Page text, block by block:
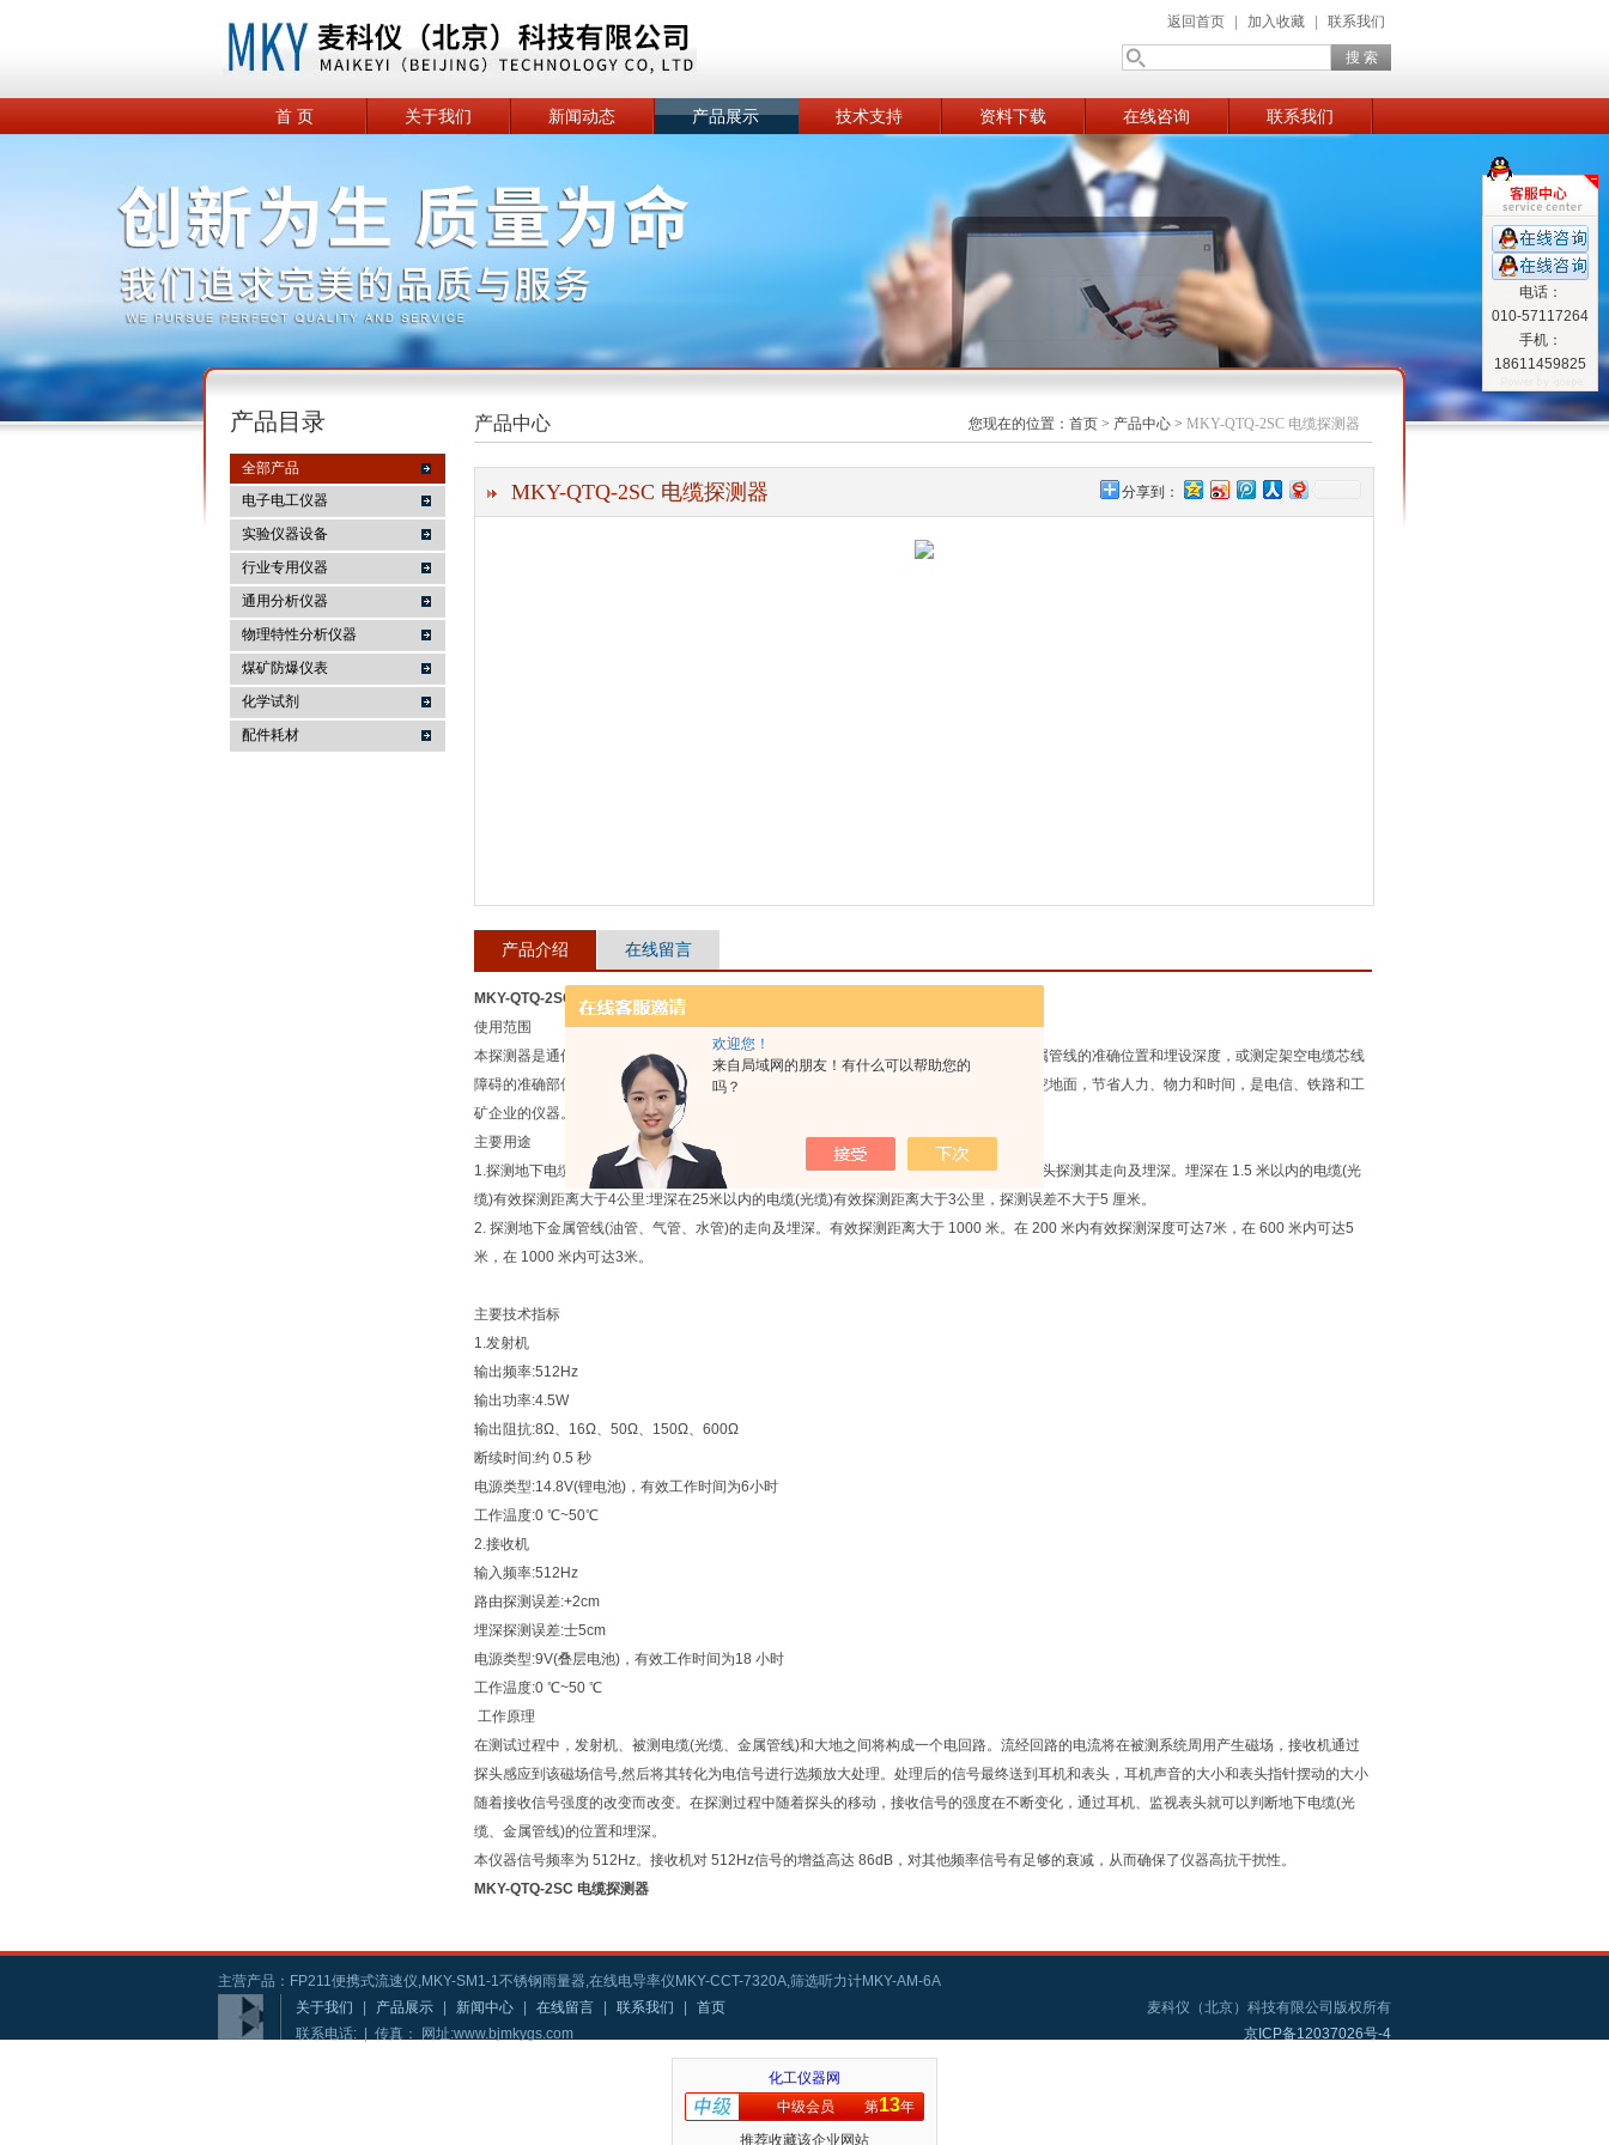
欢迎您！
来自局域网的朋友！有什么可以帮助您的
吗？
麦科仪（北京）科技有限公司
返回首页 加入收藏 联系我们
首 页 关于我们 新闻动态 产品展示 技术支持 资料下载 在线咨询 联系我们
产品目录
全部产品
电子电工仪器
实验仪器设备
行业专用仪器
通用分析仪器
物理特性分析仪器
煤矿防爆仪表
化学试剂
配件耗材
产品中心 您现在的位置： 首页 > 产品中心 > MKY-QTQ-2SC 电缆探测器
MKY-QTQ-2SC 电缆探测器 分享到：
产品介绍 在线留言
MKY-QTQ-2SC 电缆探测器
使用范围
本探测器是通信电缆、光缆施工和维护工作中的常用仪器，可以测定地下电缆、光缆及金属管线的准确位置和埋设深度，或测定架空电缆芯线
障碍的准确部位。为电缆、光缆和其他金属管线的改建、扩建维修提供了方便，可减少开挖地面，节省人力、物力和时间，是电信、铁路和工
矿企业的仪器。
主要用途
1.探测地下电缆、光缆的走向及埋深。在电缆芯线或光缆金属护套(或加强芯)上放音，用探头探测其走向及埋深。埋深在 1.5 米以内的电缆(光
缆)有效探测距离大于4公里:埋深在25米以内的电缆(光缆)有效探测距离大于3公里，探测误差不大于5 厘米。
2. 探测地下金属管线(油管、气管、水管)的走向及埋深。有效探测距离大于 1000 米。在 200 米内有效探测深度可达7米，在 600 米内可达5
米，在 1000 米内可达3米。
主要技术指标
1.发射机
输出频率:512Hz
输出功率:4.5W
输出阻抗:8Ω、16Ω、50Ω、150Ω、600Ω
断续时间:约 0.5 秒
电源类型:14.8V(锂电池)，有效工作时间为6小时
工作温度:0 ℃~50℃
2.接收机
输入频率:512Hz
路由探测误差:+2cm
埋深探测误差:士5cm
电源类型:9V(叠层电池)，有效工作时间为18 小时
工作温度:0 ℃~50 ℃
工作原理
在测试过程中，发射机、被测电缆(光缆、金属管线)和大地之间将构成一个电回路。流经回路的电流将在被测系统周用产生磁场，接收机通过
探头感应到该磁场信号,然后将其转化为电信号进行选频放大处理。处理后的信号最终送到耳机和表头，耳机声音的大小和表头指针摆动的大小
随着接收信号强度的改变而改变。在探测过程中随着探头的移动，接收信号的强度在不断变化，通过耳机、监视表头就可以判断地下电缆(光
缆、金属管线)的位置和埋深。
本仪器信号频率为 512Hz。接收机对 512Hz信号的增益高达 86dB，对其他频率信号有足够的衰减，从而确保了仪器高抗干扰性。
MKY-QTQ-2SC 电缆探测器
主营产品：FP211便携式流速仪,MKY-SM1-1不锈钢雨量器,在线电导率仪MKY-CCT-7320A,筛选听力计MKY-AM-6A
关于我们
产品展示 新闻中心 在线留言 联系我们
首页
联系电话: | 传真： 网址:www.bjmkygs.com
麦科仪（北京）科技有限公司版权所有
京ICP备12037026号-4
电话：
010-57117264
手机：
18611459825
化工仪器网
中级会员
第13年
推荐收藏该企业网站